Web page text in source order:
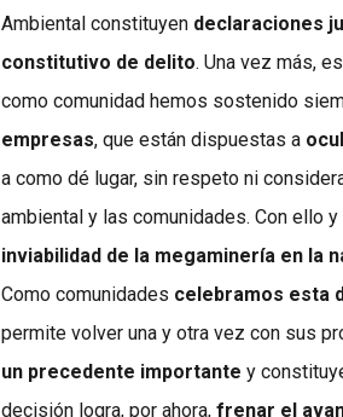
Ambiental constituyen declaraciones
constitutivo de delito. Una vez más,
como comunidad hemos sostenido
empresas, que están dispuestas a
a como dé lugar, sin respeto ni
ambiental y las comunidades. Con ello
inviabilidad de la megaminería en la
Como comunidades celebramos esta
permite volver una y otra vez con sus
un precedente importante y
decisión logra, por ahora, frenar el